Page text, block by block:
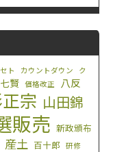
ト カウントダウン
ク
七賢 価格改正
八反
宗 山田錦
販売 新政頒布
産土 百十郎 研修